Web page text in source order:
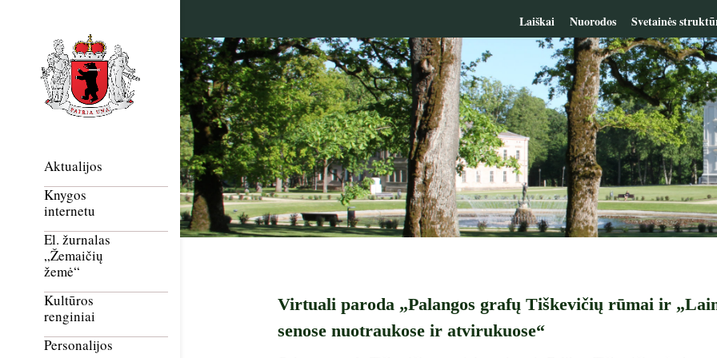
Laiškai Nuorodos Svetainės
Aktualijos
Knygos
internetu
El. žurnalas
„Žemaičių
žemė“
Kultūros
renginiai
Personalijos
Virtuali paroda „Palangos grafų Tiškevičių rūmai ir
senose nuotraukose ir atvirukuose“